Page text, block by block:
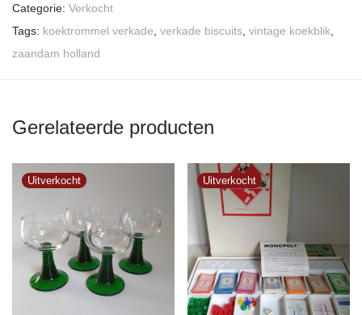
Categorie: Verkocht
Tags: koektrommel verkade verkade biscuits vintage koekblik
zaandam holland
Gerelateerde producten